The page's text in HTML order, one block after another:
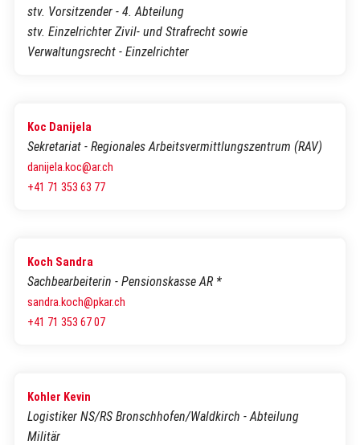
stv. Vorsitzender - 4. Abteilung
stv. Einzelrichter Zivil- und Strafrecht sowie
Verwaltungsrecht - Einzelrichter
Koc Danijela
Sekretariat - Regionales Arbeitsvermittlungszentrum (RAV)
danijela.koc@ar.ch
+41 71 353 63 77
Koch Sandra
Sachbearbeiterin - Pensionskasse AR *
sandra.koch@pkar.ch
+41 71 353 67 07
Kohler Kevin
Logistiker NS/RS Bronschhofen/Waldkirch - Abteilung
Militär